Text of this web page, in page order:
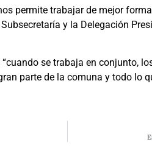
permite trabajar de mejor
y la Delegación
se trabaja en conjunto,
parte de la comuna y todo lo